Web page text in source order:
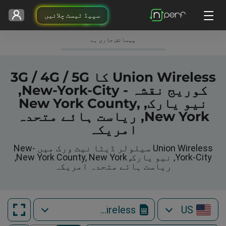
سپیڈ ٹیسٹ چلائیں
پیمائش جاری ہے
Union Wireless کا 3G / 4G / 5G
کوریج نقشہ - New-York-City,
نیو یارک, New York County,
New York, ریاست ہائے متحدہ
امریکہ
Union Wireless سیلولر ڈیٹا نیٹ ورک میں New-
York-City, نیو یارک, New York County, New York,
ریاست ہائے متحدہ امریکہ
US
Union Wireless